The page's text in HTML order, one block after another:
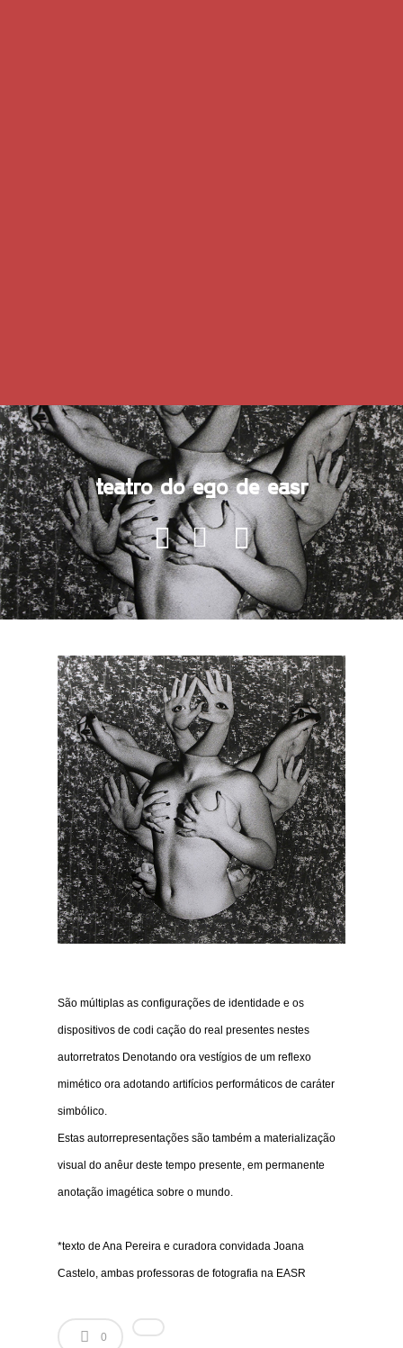
teatro do ego de easr
São múltiplas as configurações de identidade e os
dispositivos de codi cação do real presentes nestes
autorretratos Denotando ora vestígios de um reflexo
mimético ora adotando artifícios performáticos de caráter
simbólico.
Estas autorrepresentações são também a materialização
visual do anêur deste tempo presente, em permanente
anotação imagética sobre o mundo.
*texto de Ana Pereira e curadora convidada Joana
Castelo, ambas professoras de fotografia na EASR
0